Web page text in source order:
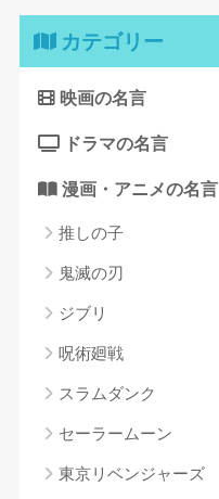
カテゴリー
映画の名言
ドラマの名言
漫画・アニメの名言
推しの子
鬼滅の刃
ジブリ
呪術廻戦
スラムダンク
セーラームーン
東京リベンジャーズ